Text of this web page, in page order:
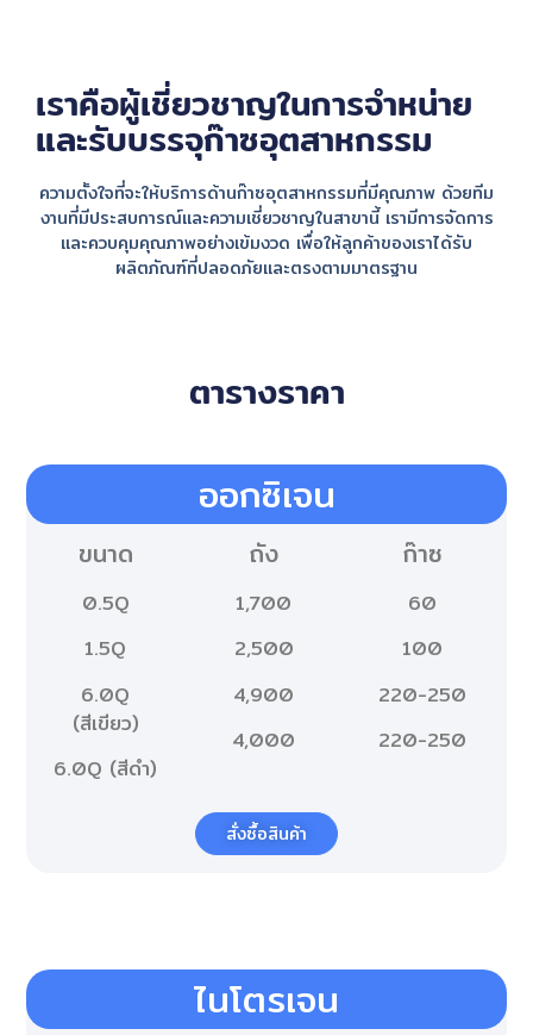
เราคือผู้เชี่ยวชาญในการจำหน่าย
และรับบรรจุก๊าซอุตสาหกรรม
ความตั้งใจที่จะให้บริการด้านก๊าซอุตสาหกรรมที่มีคุณภาพ ด้วยทีม
งานที่มีประสบการณ์และความเชี่ยวชาญในสาขานี้ เรามีการจัดการ
และควบคุมคุณภาพอย่างเข้มงวด เพื่อให้ลูกค้าของเราได้รับ
ผลิตภัณฑ์ที่ปลอดภัยและตรงตามมาตรฐาน
ตารางราคา
ออกซิเจน
ขนาด
0.5Q
1.5Q
6.0Q
(สีเขียว)
6.0Q (สีดำ)
ถัง
1,700
2,500
4,900
4,000
ก๊าซ
60
100
220-250
220-250
สั่งซื้อสินค้า
ไนโตรเจน